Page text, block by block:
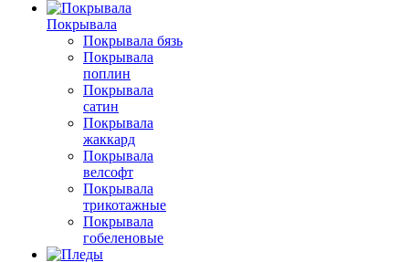
Покрывала
Покрывала бязь
Покрывала
поплин
Покрывала
сатин
Покрывала
жаккард
Покрывала
велсофт
Покрывала
трикотажные
Покрывала
гобеленовые